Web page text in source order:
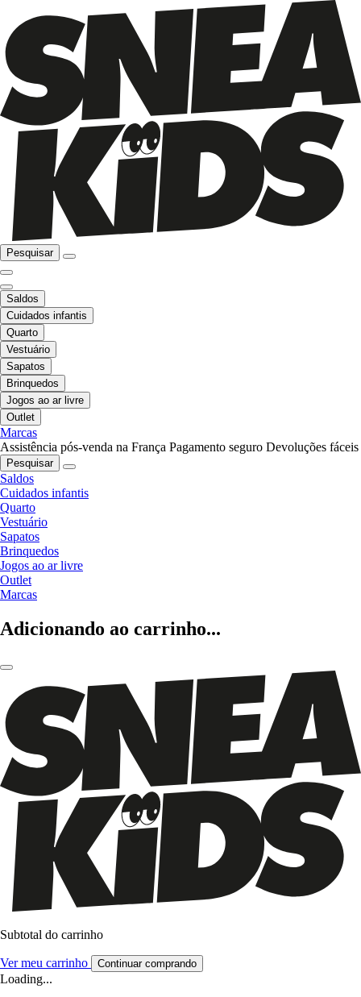
Pesquisar
Saldos
Cuidados infantis
Quarto
Vestuário
Sapatos
Brinquedos
Jogos ao ar livre
Outlet
Marcas
Assistência pós-venda na França Pagamento seguro Devoluções fáceis
Pesquisar
Saldos
Cuidados infantis
Quarto
Vestuário
Sapatos
Brinquedos
Jogos ao ar livre
Outlet
Marcas
Adicionando ao carrinho...
Subtotal do carrinho
Ver meu carrinho Continuar comprando
Loading...